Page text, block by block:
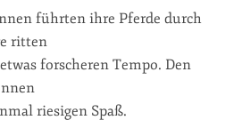
führten ihre Pferde durch
ritten
forscheren Tempo. Den
riesigen Spaß.